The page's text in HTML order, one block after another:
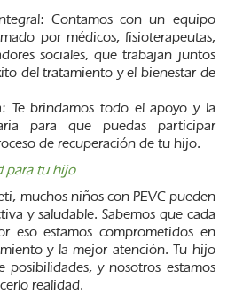
Contamos con un equipo
por médicos, fisioterapeutas,
sociales, que trabajan juntos
del tratamiento y el bienestar de
Te brindamos todo el apoyo y la
para que puedas participar
de recuperación de tu hijo.
para tu hijo
muchos niños con PEVC pueden
y saludable. Sabemos que cada
eso estamos comprometidos en
y la mejor atención. Tu hijo
y nosotros estamos
realidad.